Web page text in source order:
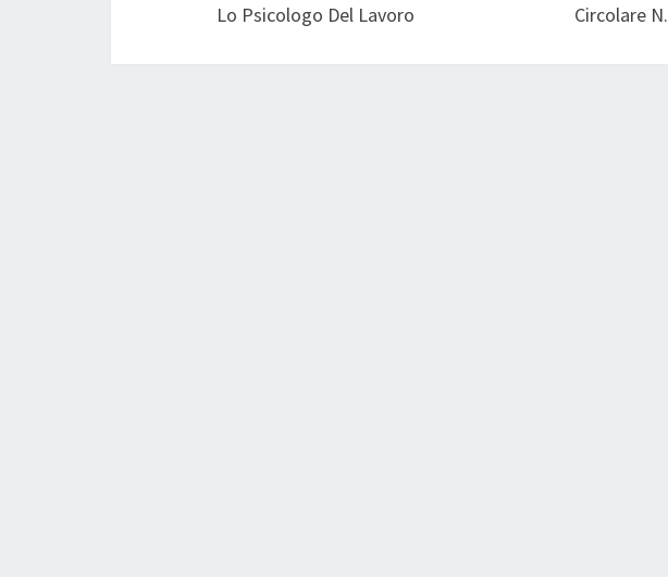
Lo Psicologo Del Lavoro Circolare